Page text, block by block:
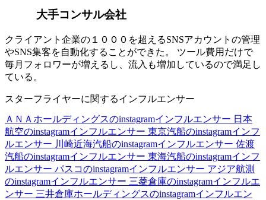
大手コンサル会社
クライアント企業の１０００を超えるSNSアカウントの管理
やSNS集客を自動化することができた。 ツール費用だけで
毎月フォロワーが増えるし、流入も増加しているので満足し
ている。
スターフライヤーに関するインフルエンサー
ＡＮＡホールディングスのinstagramインフルエンサー 日本
航空のinstagramインフルエンサー 東京汽船のinstagramインフ
ルエンサー 川崎近海汽船のinstagramインフルエンサー 佐渡
汽船のinstagramインフルエンサー 東海汽船のinstagramインフ
ルエンサー パスコのinstagramインフルエンサー アジア航測
のinstagramインフルエンサー 三菱倉庫のinstagramインフルエ
ンサー 三井倉庫ホールディングスのinstagramインフルエン